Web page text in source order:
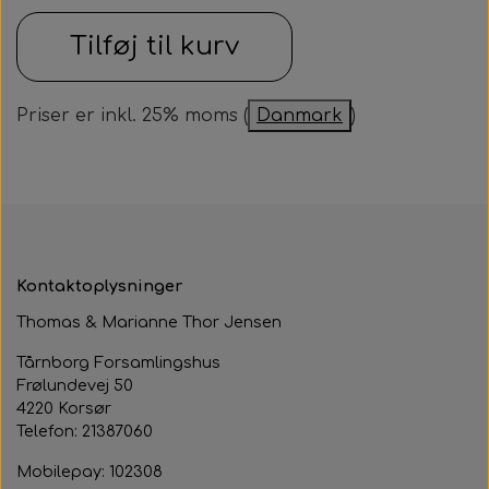
Om huset
Historie
Hjertestarteren
Besøg af kildebakken
Fastelavnsfest
Generalforsamling
Revy
Aften med Phillip Devantier og Benjamin
Samarbejdspartner
Fotograf
Tilføj til kurv
Priser er inkl. 25% moms ( Danmark )
Kontaktoplysninger
Thomas & Marianne Thor Jensen
Tårnborg Forsamlingshus
Frølundevej 50
4220 Korsør
Telefon: 21387060
Mobilepay: 102308